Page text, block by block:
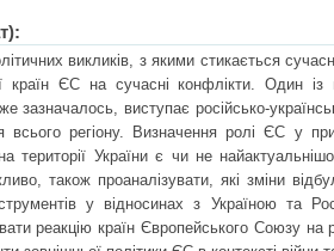
викликів, з якими стикається
країн ЄС на сучасні конфлікти. Один
зазначалось, виступає російсько-
регіону. Визначення ролі ЄС у
на території України є чи не
також проаналізувати, які зміни
у відносинах з Україною та
реакцію країн Європейського Союзу на